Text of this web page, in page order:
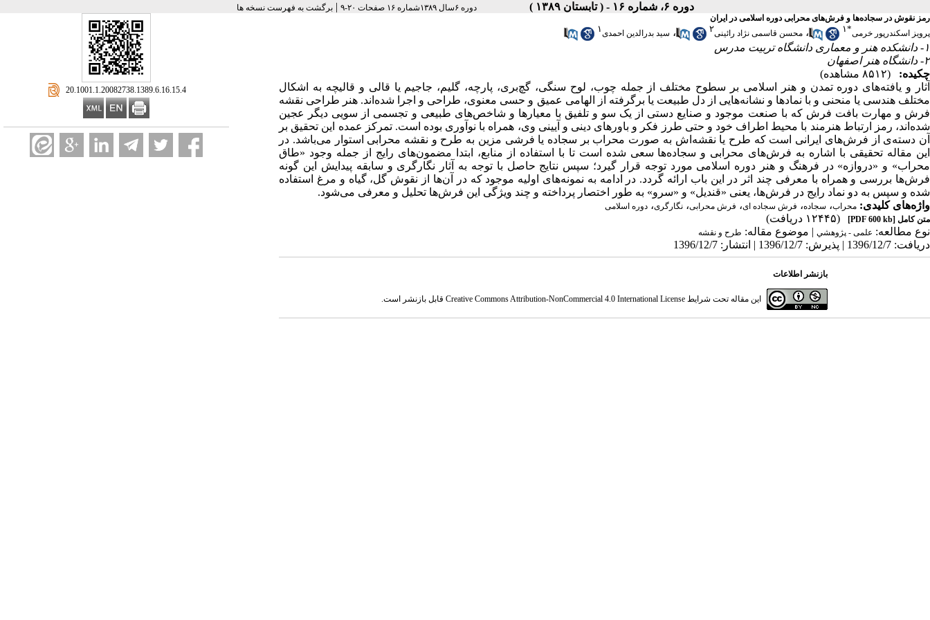
دوره ۶، شماره ۱۶ - ( تابستان ۱۳۸۹ ) دوره ۶سال ۱۳۸۹شماره ۱۶ صفحات ۲۰-۹ |برگشت به فهرست نسخه ها
‎ 20.1001.1.20082738.1389.6.16.15.4
رمز نقوش در سجاده‌‌ها و فرش‌های محرابی دوره اسلامی در ایران
پرویز اسکندرپور خرمی*۱ ، محسن قاسمی نژاد رائینی۲ ، سید بدرالدین احمدی۱
۱- دانشکده هنر و معماری دانشگاه تربیت مدرس
۲- دانشگاه هنر اصفهان
چکیده:
(۸۵۱۲ مشاهده)
آثار و یافته‌های دوره تمدن و هنر اسلامی بر سطوح مختلف از جمله چوب، لوح سنگی، گچ‌بری، پارچه، گلیم، جاجیم یا قالی و قالیچه به اشکال
مختلف هندسی یا منحنی و با نمادها و نشانه‌هایی از دل طبیعت یا برگرفته از الهامی عمیق و حسی معنوی، طراحی و اجرا شده‌اند. هنر طراحی نقشه
فرش و مهارت بافت فرش که با صنعت موجود و صنایع دستی از یک سو و تلفیق با معیارها و شاخص‌های طبیعی و تجسمی از سویی دیگر عجین
شده‌اند، رمز ارتباط هنرمند با محیط اطراف خود و حتی طرز فکر و باورهای دینی و آیینی وی، همراه با نوآوری بوده است. تمرکز عمده این تحقیق بر
آن دسته‌ی از فرش‌های ایرانی است که طرح یا نقشه‌اش به صورت محراب بر سجاده یا فرشی مزین به طرح و نقشه محرابی استوار می‌باشد. در
این مقاله تحقیقی با اشاره به فرش‌های محرابی و سجاده‌ها سعی شده است تا با استفاده از منابع، ابتدا مضمون‌های رایج از جمله وجود «طاق
محراب» و «دروازه» در فرهنگ و هنر دوره اسلامی مورد توجه قرار گیرد؛ سپس نتایج حاصل با توجه به آثار نگارگری و سابقه پیدایش این گونه
فرش‌ها بررسی و همراه با معرفی چند اثر در این باب ارائه گردد. در ادامه به نمونه‌های اولیه موجود که در آن‌ها از نقوش گل، گیاه و مرغ استفاده
شده و سپس به دو نماد رایج در فرش‌ها، یعنی «قندیل» و «سرو» به طور اختصار پرداخته و چند ویژگی این فرش‌ها تحلیل و معرفی می‌شود.
واژه‌های کلیدی: محراب، سجاده، فرش سجاده ای، فرش محرابی، نگارگری، دوره اسلامی
متن کامل [PDF 600 kb]
(۱۲۴۴۵ دریافت)
نوع مطالعه: علمی - پژوهشي | موضوع مقاله: طرح و نقشه
دریافت: 1396/12/7 | پذیرش: 1396/12/7 | انتشار: 1396/12/7
بازنشر اطلاعات
این مقاله تحت شرایط Creative Commons Attribution-NonCommercial 4.0 International Licenseقابل بازنشر است.